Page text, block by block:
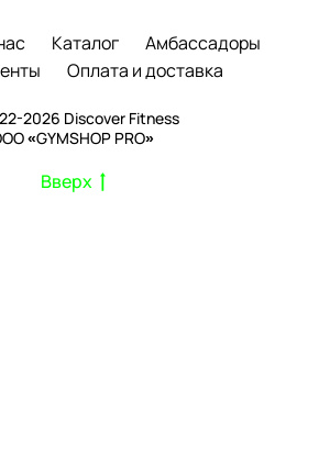
Каталог
Амбассадоры
Оплата и доставка
2026 Discover Fitness
«GYMSHOP PRO»
Вверх